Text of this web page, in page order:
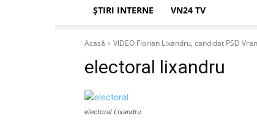
ȘTIRI INTERNE VN24 TV
Acasă VIDEO Florian Lixandru, candidat PSD
electoral lixandru
electoral Lixandru